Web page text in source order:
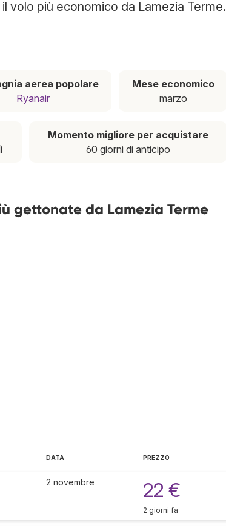
volo più economico da Lamezia Terme.
aerea popolare
Ryanair
Mese economico
marzo
Momento migliore per acquistare
60 giorni di anticipo
gettonate da Lamezia Terme
DATA PREZZO
2 novembre 22 €
2 giorni fa